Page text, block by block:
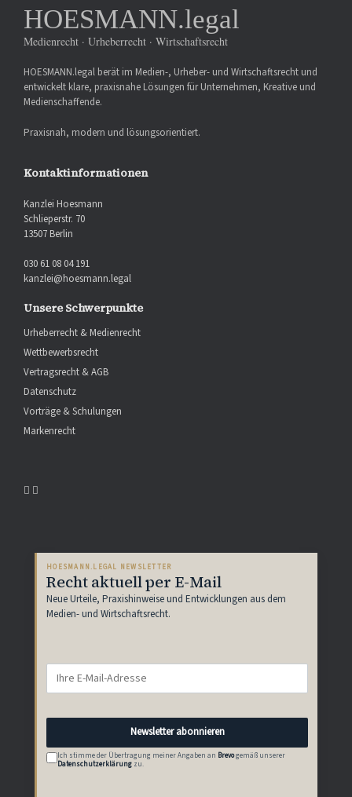
HOESMANN.legal
Medienrecht · Urheberrecht · Wirtschaftsrecht
HOESMANN.legal berät im Medien-, Urheber- und Wirtschaftsrecht und
entwickelt klare, praxisnahe Lösungen für Unternehmen, Kreative und
Medienschaffende.
Praxisnah, modern und lösungsorientiert.
Kontaktinformationen
Kanzlei Hoesmann
Schlieperstr. 70
13507 Berlin
030 61 08 04 191
kanzlei@hoesmann.legal
Unsere Schwerpunkte
Urheberrecht & Medienrecht
Wettbewerbsrecht
Vertragsrecht & AGB
Datenschutz
Vorträge & Schulungen
Markenrecht
HOESMANN.LEGAL NEWSLETTER
Recht aktuell per E-Mail
Neue Urteile, Praxishinweise und Entwicklungen aus dem
Medien- und Wirtschaftsrecht.
Newsletter abonnieren
Ich stimme der Übertragung meiner Angaben an Brevogemäß unserer
Datenschutzerklärung zu.